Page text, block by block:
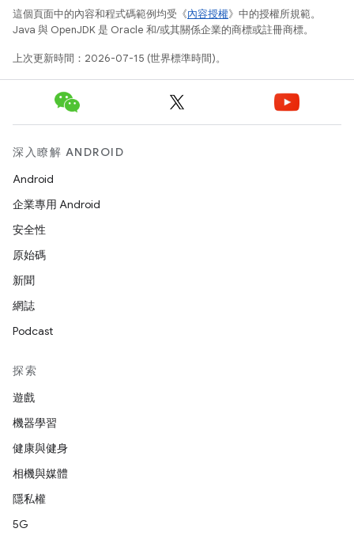
這個頁面中的內容和程式碼範例均受《內容授權》中的授權所規範。
Java 與 OpenJDK 是 Oracle 和/或其關係企業的商標或註冊商標。
上次更新時間：2026-07-15 (世界標準時間)。
深入瞭解 ANDROID
Android
企業專用 Android
安全性
原始碼
新聞
網誌
Podcast
探索
遊戲
機器學習
健康與健身
相機與媒體
隱私權
5G